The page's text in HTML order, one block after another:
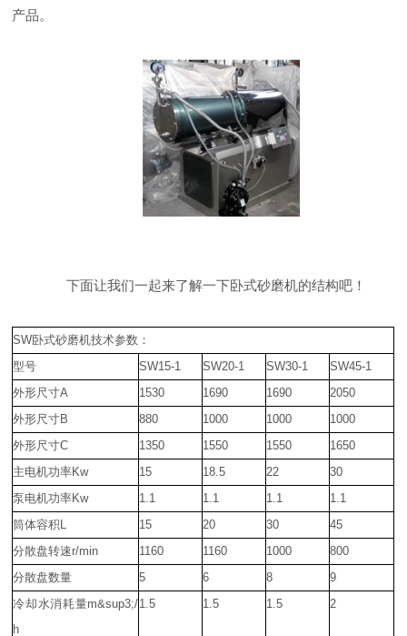
产品。
下面让我们一起来了解一下卧式砂磨机的结构吧！
SW卧式砂磨机技术参数：
型号
SW15-1 SW20-1 SW30-1
SW45-1
外形尺寸A
1530 1690 1690
2050
外形尺寸B
880 1000 1000
1000
外形尺寸C
1350 1550 1550
1650
主电机功率Kw
15 18.5 22
30
泵电机功率Kw
1.1 1.1 1.1
1.1
筒体容积L
15 20 30
45
分散盘转速r/min
1160 1160 1000
800
分散盘数量
5 6 8
9
冷却水消耗量m&sup3;/
h
1.5 1.5 1.5 2